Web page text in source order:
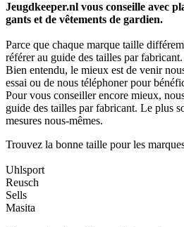
Jeugdkeeper.nl vous conseille avec
gants et de vêtements de gardien.
Parce que chaque marque taille
référer au guide des tailles par fabricant.
Bien entendu, le mieux est de venir
essai ou de nous téléphoner pour
Pour vous conseiller encore mieux,
guide des tailles par fabricant. Le plus
mesures nous-mêmes.
Trouvez la bonne taille pour les
Uhlsport
Reusch
Sells
Masita